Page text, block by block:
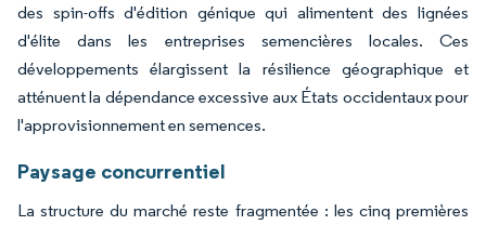
des spin-offs d'édition génique qui alimentent des lignées
d'élite dans les entreprises semencières locales. Ces
développements élargissent la résilience géographique et
atténuent la dépendance excessive aux États occidentaux pour
l'approvisionnement en semences.
Paysage concurrentiel
La structure du marché reste fragmentée : les cinq premières